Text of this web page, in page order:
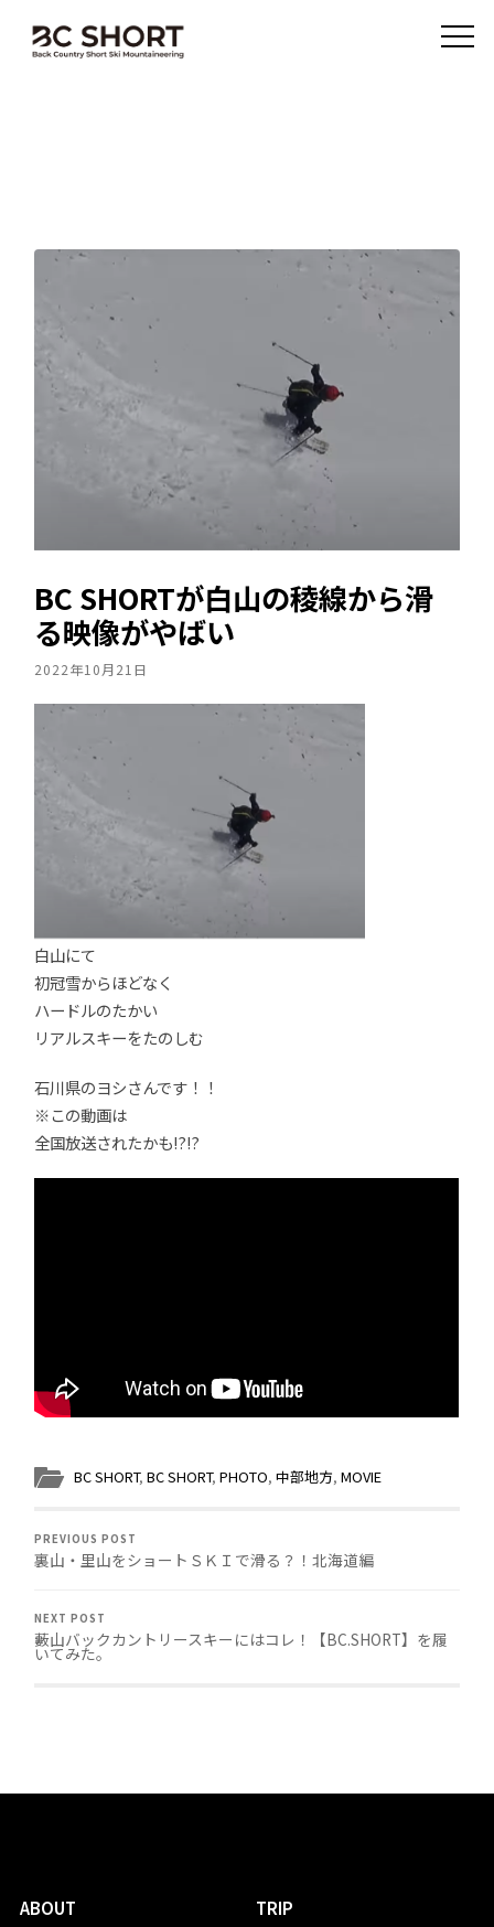
BC SHORTが白山の稜線から滑
る映像がやばい
2022年10月21日
白山にて
初冠雪からほどなく
ハードルのたかい
リアルスキーをたのしむ
石川県のヨシさんです！！
※この動画は
全国放送されたかも!?!?
BC SHORT,BC SHORT,PHOTO,中部地方,MOVIE
PREVIOUS POST
裏山・里山をショートＳＫＩで滑る？！北海道編
NEXT POST
藪山バックカントリースキーにはコレ！【BC.SHORT】を履
いてみた。
ABOUT TRIP